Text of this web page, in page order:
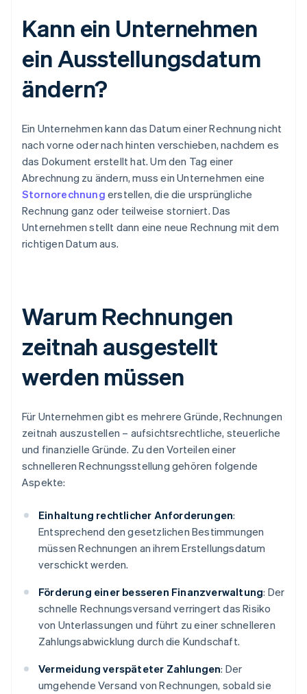
Kann ein Unternehmen
ein Ausstellungsdatum
ändern?
Ein Unternehmen kann das Datum einer Rechnung nicht
nach vorne oder nach hinten verschieben, nachdem es
das Dokument erstellt hat. Um den Tag einer
Abrechnung zu ändern, muss ein Unternehmen eine
Stornorechnung erstellen, die die ursprüngliche
Rechnung ganz oder teilweise storniert. Das
Unternehmen stellt dann eine neue Rechnung mit dem
richtigen Datum aus.
Warum Rechnungen
zeitnah ausgestellt
werden müssen
Für Unternehmen gibt es mehrere Gründe, Rechnungen
zeitnah auszustellen – aufsichtsrechtliche, steuerliche
und finanzielle Gründe. Zu den Vorteilen einer
schnelleren Rechnungsstellung gehören folgende
Aspekte:
Einhaltung rechtlicher Anforderungen:
Entsprechend den gesetzlichen Bestimmungen
müssen Rechnungen an ihrem Erstellungsdatum
verschickt werden.
Förderung einer besseren Finanzverwaltung: Der
schnelle Rechnungsversand verringert das Risiko
von Unterlassungen und führt zu einer schnelleren
Zahlungsabwicklung durch die Kundschaft.
Vermeidung verspäteter Zahlungen: Der
umgehende Versand von Rechnungen, sobald sie